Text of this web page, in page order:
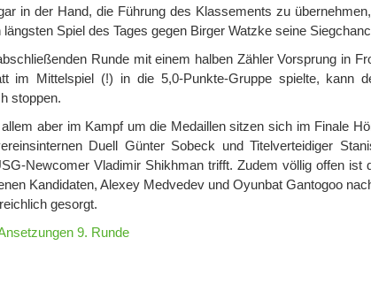
in der Hand, die Führung des Klassements zu
Spiel des Tages gegen Birger Watzke seine
Runde mit einem halben Zähler Vorsprung in
im Mittelspiel (!) in die 5,0-Punkte-Gruppe spielte, kann
stoppen.
aber im Kampf um die Medaillen sitzen sich im Finale
Duell Günter Sobeck und Titelverteidiger
Newcomer Vladimir Shikhman trifft. Zudem völlig offen ist
Kandidaten, Alexey Medvedev und Oyunbat Gantogoo
gesorgt.
9. Runde